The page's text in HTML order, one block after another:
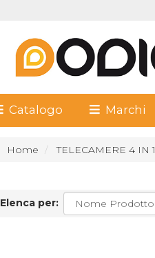
Catalogo Marchi
Home TELECAMERE 4 IN 1
Elenca per: